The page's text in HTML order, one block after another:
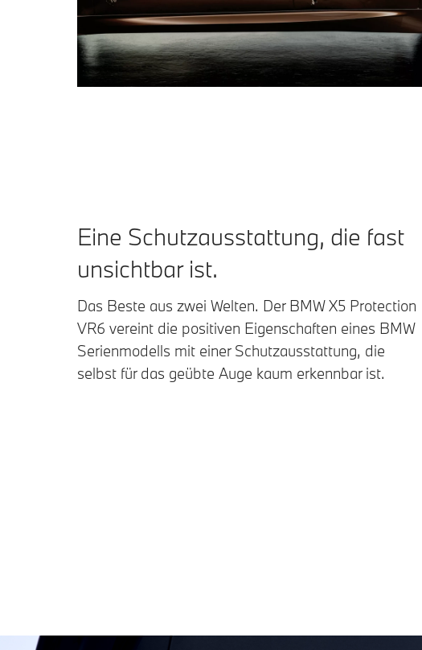
Eine Schutzausstattung, die fast
unsichtbar ist.
Das Beste aus zwei Welten. Der BMW X5 Protection
VR6 vereint die positiven Eigenschaften eines BMW
Serienmodells mit einer Schutzausstattung, die
selbst für das geübte Auge kaum erkennbar ist.